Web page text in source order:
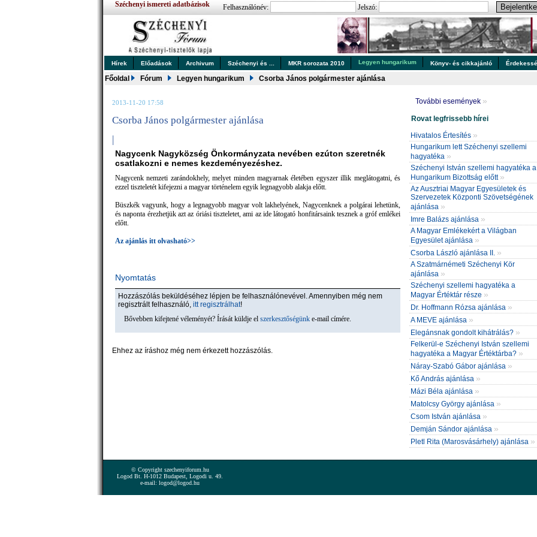
Széchenyi ismereti adatbázisok Felhasználónév: Jelszó:
Hírek Előadások Archivum Széchenyi és ... MKR sorozata 2010 Legyen hungarikum Könyv- és cikkajánló
Főoldal Fórum Legyen hungarikum Csorba János polgármester ajánlása
2013-11-20 17:58
Csorba János polgármester ajánlása
|
Nagycenk Nagyközség Önkormányzata nevében ezúton szeretnék
csatlakozni e nemes kezdeményezéshez.
Nagycenk nemzeti zarándokhely, melyet minden magyarnak életében egyszer illik meglátogatni, és
ezzel tiszteletét kifejezni a magyar történelem egyik legnagyobb alakja előtt.
Büszkék vagyunk, hogy a legnagyobb magyar volt lakhelyének, Nagycenknek a polgárai lehetünk,
és naponta érezhetjük azt az óriási tiszteletet, ami az ide látogató honfitársaink tesznek a gróf emlékei
előtt.
Az ajánlás itt olvasható>>
Nyomtatás
Hozzászólás beküldéséhez lépjen be felhasználónevével. Amennyiben még nem
regisztrált felhasználó, itt regisztrálhat!
Bővebben kifejtené véleményét? Írását küldje el szerkesztőségünk e-mail címére.
Ehhez az íráshoz még nem érkezett hozzászólás.
További események »
Rovat legfrissebb hírei
Hivatalos Értesítés »
Hungarikum lett Széchenyi szellemi
hagyatéka »
Széchenyi István szellemi hagyatéka a
Hungarikum Bizottság előtt »
Az Ausztriai Magyar Egyesületek és
Szervezetek Központi Szövetségének
ajánlása »
Imre Balázs ajánlása »
A Magyar Emlékekért a Világban
Egyesület ajánlása »
Csorba László ajánlása II. »
A Szatmárnémeti Széchenyi Kör
ajánlása »
Széchenyi szellemi hagyatéka a
Magyar Értéktár része »
Dr. Hoffmann Rózsa ajánlása »
A MEVE ajánlása »
Elegánsnak gondolt kihátrálás? »
Felkerül-e Széchenyi István szellemi
hagyatéka a Magyar Értéktárba? »
Náray-Szabó Gábor ajánlása »
Kő András ajánlása »
Mázi Béla ajánlása »
Matolcsy György ajánlása »
Csom István ajánlása »
Demján Sándor ajánlása »
Pletl Rita (Marosvásárhely) ajánlása »
© Copyright szechenyiforum.hu
Logod Bt. H-1012 Budapest, Logodi u. 49.
e-mail: logod@logod.hu